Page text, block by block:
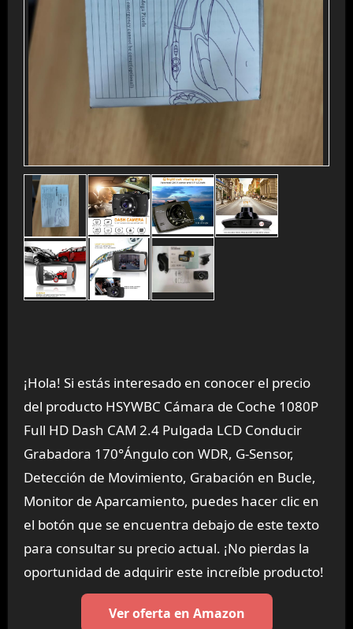
¡Hola! Si estás interesado en conocer el precio
del producto HSYWBC Cámara de Coche 1080P
Full HD Dash CAM 2.4 Pulgada LCD Conducir
Grabadora 170°Ángulo con WDR, G-Sensor,
Detección de Movimiento, Grabación en Bucle,
Monitor de Aparcamiento, puedes hacer clic en
el botón que se encuentra debajo de este texto
para consultar su precio actual. ¡No pierdas la
oportunidad de adquirir este increíble producto!
Ver oferta en Amazon